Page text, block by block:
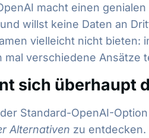
macht einen
willst keine Daten an
vielleicht nicht bieten:
mal verschiedene Ansätze
sich überhaupt
Standard-OpenAI-
Alternativen zu